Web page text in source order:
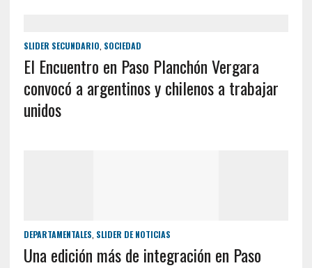
SLIDER SECUNDARIO SOCIEDAD
El Encuentro en Paso Planchón Vergara
convocó a argentinos y chilenos a trabajar
unidos
DEPARTAMENTALES SLIDER DE NOTICIAS
Una edición más de integración en Paso